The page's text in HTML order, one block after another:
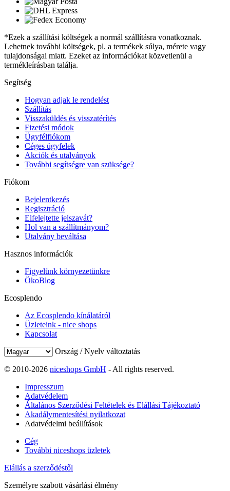
*Ezek a szállítási költségek a normál szállításra vonatkoznak.
Lehetnek további költségek, pl. a termékek súlya, mérete vagy
tulajdonságai miatt. Ezeket az információkat közvetlenül a
termékleírásban találja.
Segítség
Hogyan adjak le rendelést
Szállítás
Visszaküldés és visszatérítés
Fizetési módok
Ügyfélfiókom
Céges ügyfelek
Akciók és utalványok
További segítségre van szüksége?
Fiókom
Bejelentkezés
Regisztráció
Elfelejtette jelszavát?
Hol van a szállítmányom?
Utalvány beváltása
Hasznos információk
Figyelünk környezetünkre
ÖkoBlog
Ecosplendo
Az Ecosplendo kínálatáról
Üzleteink - nice shops
Kapcsolat
Ország / Nyelv változtatás
© 2010-2026 niceshops GmbH - All rights reserved.
Impresszum
Adatvédelem
Általános Szerződési Feltételek és Elállási Tájékoztató
Akadálymentesítési nyilatkozat
Adatvédelmi beállítások
Cég
További niceshops üzletek
Elállás a szerződéstől
Személyre szabott vásárlási élmény